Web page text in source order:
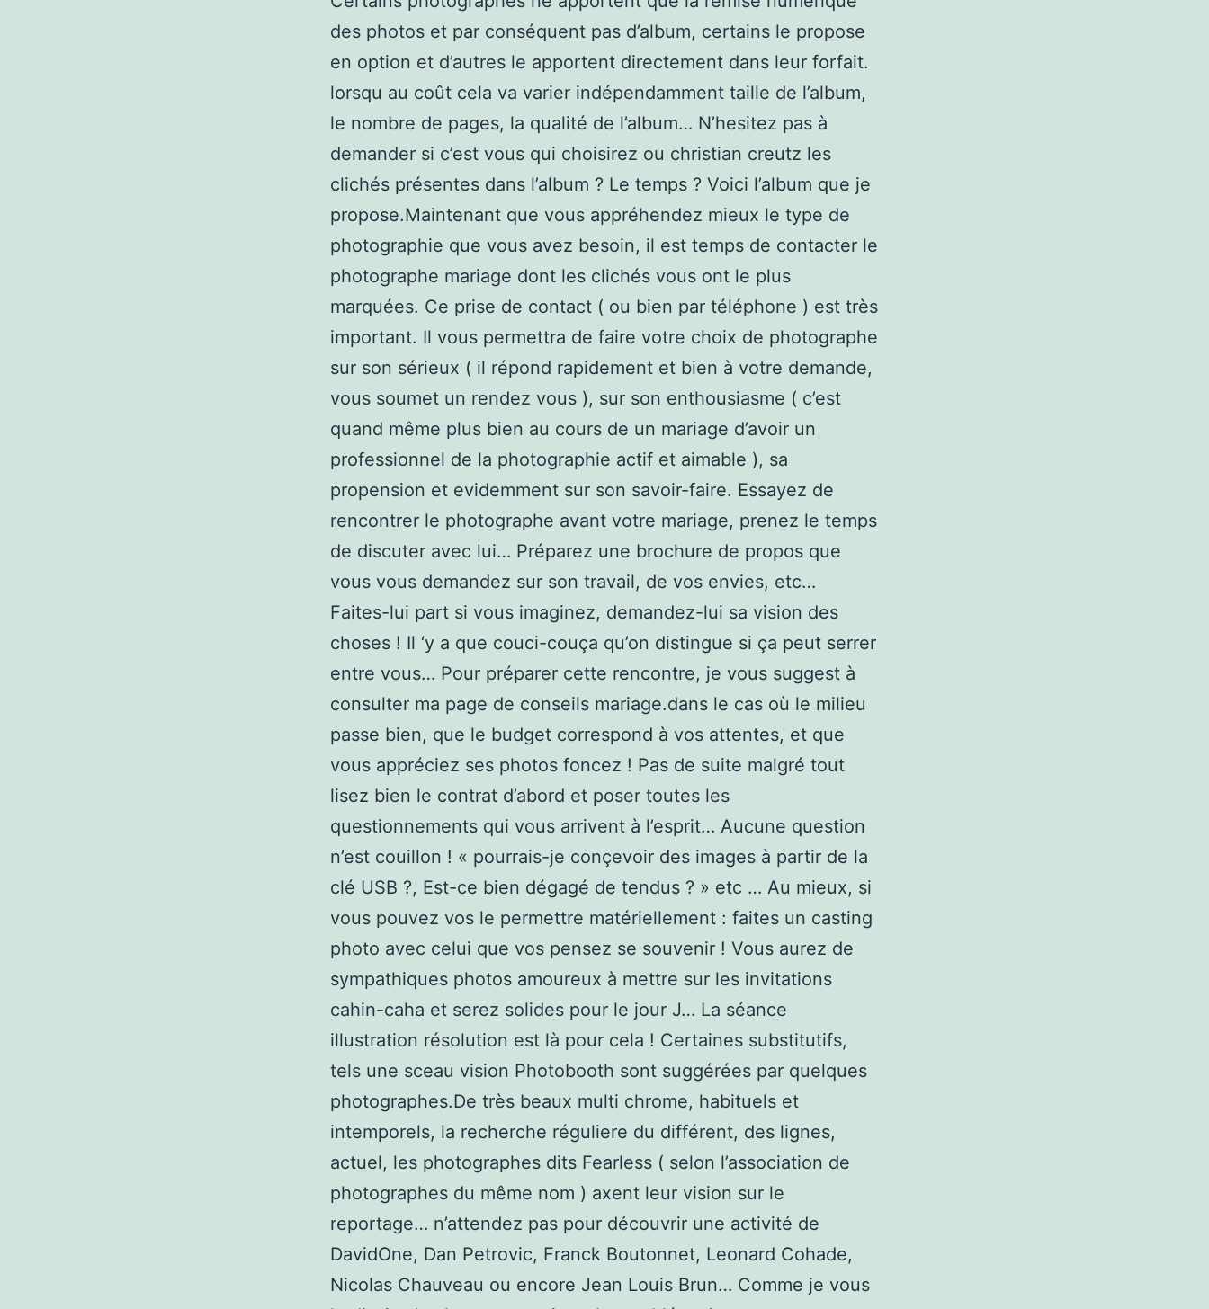
des photos et par conséquent pas d’album, certains le propose
en option et d’autres le apportent directement dans leur forfait.
lorsqu au coût cela va varier indépendamment taille de l’album,
le nombre de pages, la qualité de l’album… N’hesitez pas à
demander si c’est vous qui choisirez ou christian creutz les
clichés présentes dans l’album ? Le temps ? Voici l’album que je
propose.Maintenant que vous appréhendez mieux le type de
photographie que vous avez besoin, il est temps de contacter le
photographe mariage dont les clichés vous ont le plus
marquées. Ce prise de contact ( ou bien par téléphone ) est très
important. Il vous permettra de faire votre choix de photographe
sur son sérieux ( il répond rapidement et bien à votre demande,
vous soumet un rendez vous ), sur son enthousiasme ( c’est
quand même plus bien au cours de un mariage d’avoir un
professionnel de la photographie actif et aimable ), sa
propension et evidemment sur son savoir-faire. Essayez de
rencontrer le photographe avant votre mariage, prenez le temps
de discuter avec lui… Préparez une brochure de propos que
vous vous demandez sur son travail, de vos envies, etc…
Faites-lui part si vous imaginez, demandez-lui sa vision des
choses ! Il ‘y a que couci-couça qu’on distingue si ça peut serrer
entre vous… Pour préparer cette rencontre, je vous suggest à
consulter ma page de conseils mariage.dans le cas où le milieu
passe bien, que le budget correspond à vos attentes, et que
vous appréciez ses photos foncez ! Pas de suite malgré tout
lisez bien le contrat d’abord et poser toutes les
questionnements qui vous arrivent à l’esprit… Aucune question
n’est couillon ! « pourrais-je conçevoir des images à partir de la
clé USB ?, Est-ce bien dégagé de tendus ? » etc … Au mieux, si
vous pouvez vos le permettre matériellement : faites un casting
photo avec celui que vos pensez se souvenir ! Vous aurez de
sympathiques photos amoureux à mettre sur les invitations
cahin-caha et serez solides pour le jour J… La séance
illustration résolution est là pour cela ! Certaines substitutifs,
tels une sceau vision Photobooth sont suggérées par quelques
photographes.De très beaux multi chrome, habituels et
intemporels, la recherche réguliere du différent, des lignes,
actuel, les photographes dits Fearless ( selon l’association de
photographes du même nom ) axent leur vision sur le
reportage… n’attendez pas pour découvrir une activité de
DavidOne, Dan Petrovic, Franck Boutonnet, Leonard Cohade,
Nicolas Chauveau ou encore Jean Louis Brun… Comme je vous